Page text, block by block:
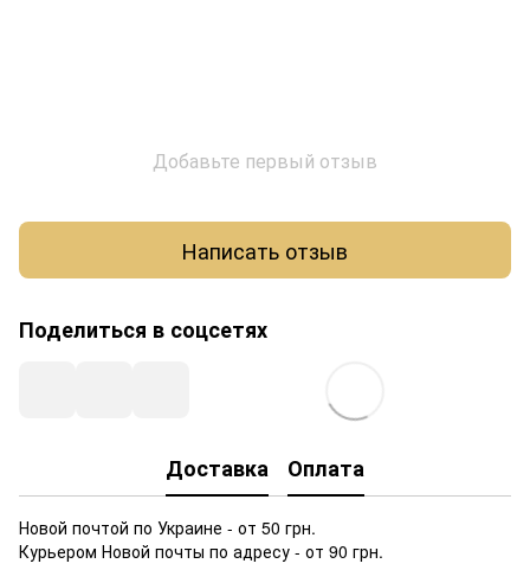
Добавьте первый отзыв
Написать отзыв
Поделиться в соцсетях
Доставка Оплата
Новой почтой по Украине - от 50 грн.
Курьером Новой почты по адресу - от 90 грн.